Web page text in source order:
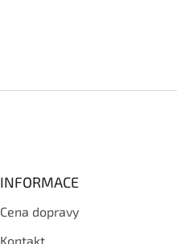
INFORMACE
Cena dopravy
Kontakt